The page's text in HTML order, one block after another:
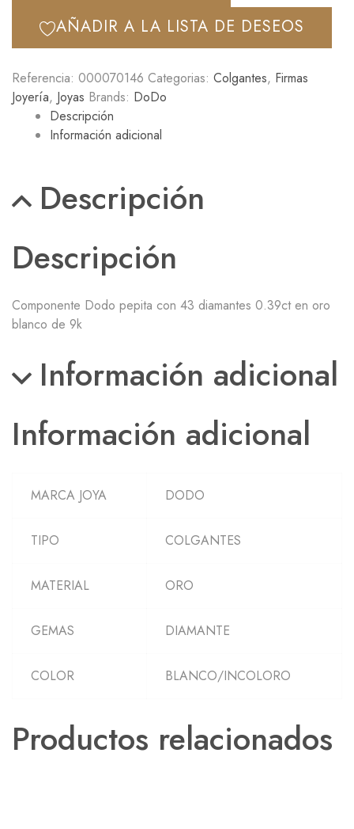
AÑADIR A LA LISTA DE DESEOS
Referencia: 000070146 Categorias: Colgantes, Firmas
Joyería, Joyas Brands: DoDo
Descripción
Información adicional
Descripción
Descripción
Componente Dodo pepita con 43 diamantes 0.39ct en oro
blanco de 9k
Información adicional
Información adicional
MARCA JOYA DODO
TIPO COLGANTES
MATERIAL ORO
GEMAS DIAMANTE
COLOR BLANCO/INCOLORO
Productos relacionados